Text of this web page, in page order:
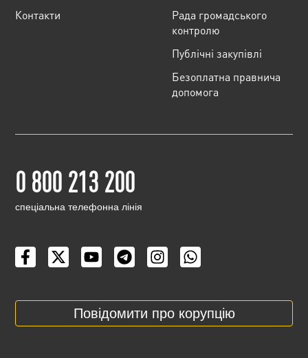
Контакти
Рада громадського
контролю
Публічні закупівлі
Безоплатна правнича
допомога
0 800 213 200
cпеціальна телефонна лінія
Повідомити про корупцію